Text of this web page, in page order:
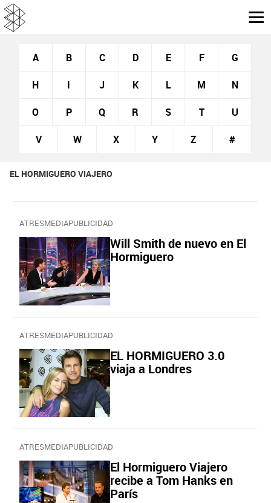
A B C D E F G
H I J K L M N
O P Q R S T U
V W X Y Z #
EL HORMIGUERO VIAJERO
ATRESMEDIAPUBLICIDAD
Will Smith de nuevo en El
Hormiguero
ATRESMEDIAPUBLICIDAD
EL HORMIGUERO 3.0
viaja a Londres
ATRESMEDIAPUBLICIDAD
El Hormiguero Viajero
recibe a Tom Hanks en
París